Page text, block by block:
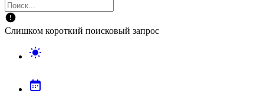
Слишком короткий поисковый запрос